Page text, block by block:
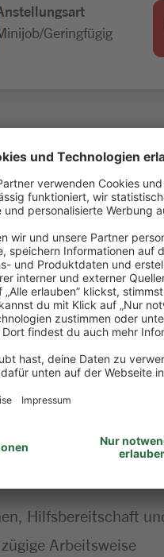
Geringfügig
Team hinter dir:
du bei uns
der REWE Group.
unserer
und vertrauensvoller
sowie
Hilfsbereitschaft
Arbeitsweise